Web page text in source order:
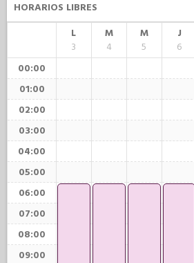
HORARIOS LIBRES
L
3
M
4
M
5
J
6
00:00
01:00
02:00
03:00
04:00
05:00
06:00
07:00
08:00
09:00